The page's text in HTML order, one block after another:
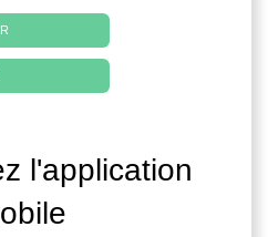
l'application